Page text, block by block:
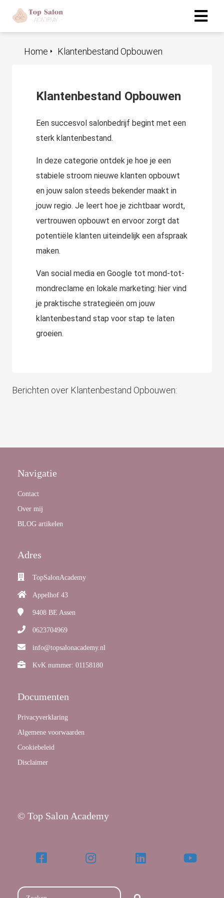
Klantenbestand Opbouwen
Home
Klantenbestand Opbouwen
Een succesvol salonbedrijf begint met een
sterk klantenbestand.
In deze categorie ontdek je hoe je een
stabiele stroom nieuwe klanten opbouwt
en jouw salon steeds bekender maakt in
jouw regio. Je leert hoe je zichtbaar wordt,
vertrouwen opbouwt en ervoor zorgt dat
potentiële klanten uiteindelijk een afspraak
maken.
Van social media en Google tot mond-tot-
mondreclame en lokale marketing: hier vind
je praktische strategieën om jouw
klantenbestand stap voor stap te laten
groeien.
Berichten over Klantenbestand Opbouwen:
Navigatie
Contact
Over mij
BLOG artikelen
Adres
TopSalonAcademy
Appelhof 43
9408 BE Assen
0623704969
info@topsalonacademy.nl
KvK nummer: 01158180
Documenten
Privacyverklaring
Algemene voorwaarden
Cookiebeleid
Disclaimer
© Top Salon Academy